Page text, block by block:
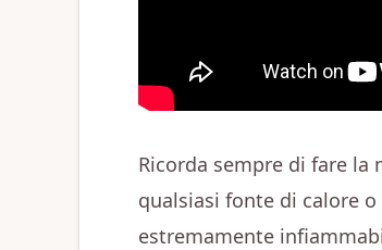
Ricorda sempre di fare
qualsiasi fonte di calore
estremamente